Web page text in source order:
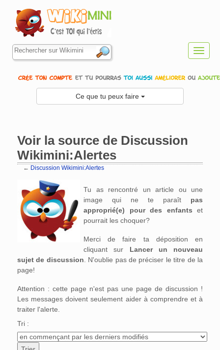
Ce que tu peux faire
Voir la source de Discussion
Wikimini:Alertes
← Discussion Wikimini:Alertes
Tu as rencontré un article ou une
image qui ne te paraît pas
approprié(e) pour des enfants et
pourrait les choquer?
Merci de faire ta déposition en
cliquant sur Lancer un nouveau
sujet de discussion . N'oublie pas de préciser le titre de la
page!
Attention : cette page n'est pas une page de discussion !
Les messages doivent seulement aider à comprendre et à
traiter l'alerte.
Tri :